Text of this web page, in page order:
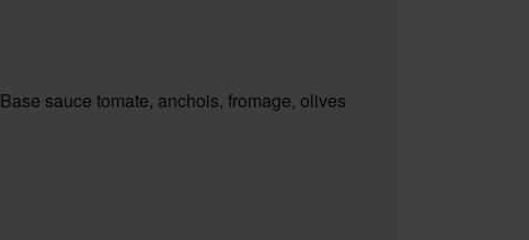
Base sauce tomate, anchois, fromage, olives